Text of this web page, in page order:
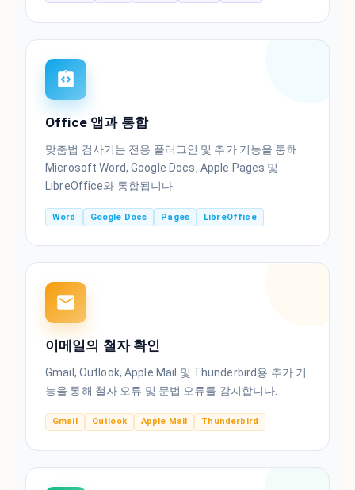
Office 앱과 통합
맞춤법 검사기는 전용 플러그인 및 추가 기능을 통해
Microsoft Word, Google Docs, Apple Pages 및
LibreOffice와 통합됩니다.
Word Google Docs Pages LibreOffice
이메일의 철자 확인
Gmail, Outlook, Apple Mail 및 Thunderbird용 추가 기
능을 통해 철자 오류 및 문법 오류를 감지합니다.
Gmail Outlook Apple Mail Thunderbird